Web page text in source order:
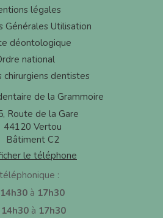
légales
Générales Utilisation
déontologique
national
chirurgiens dentistes
de la Grammoire
Route de la Gare
44120 Vertou
Bâtiment C2
le téléphone
:
14h30 à 17h30
14h30 à 17h30